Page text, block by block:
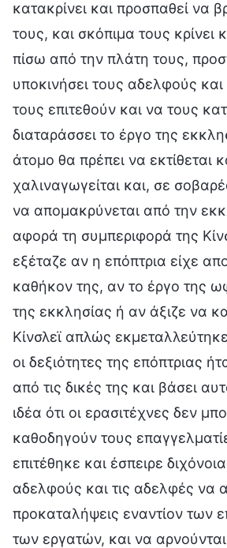
κατακρίνει και προσπαθεί να
τους, και σκόπιμα τους κρίνει
πίσω από την πλάτη τους,
υποκινήσει τους αδελφούς
τους επιτεθούν και να τους
διαταράσσει το έργο της
άτομο θα πρέπει να εκτίθεται
χαλιναγωγείται και, σε
να απομακρύνεται από την
αφορά τη συμπεριφορά της
εξέταζε αν η επόπτρια είχε
καθήκον της, αν το έργο της
της εκκλησίας ή αν άξιζε να
Κίνσλεϊ απλώς
οι δεξιότητες της επόπτριας
από τις δικές της και βάσει
ιδέα ότι οι ερασιτέχνες δεν
καθοδηγούν τους
επιτέθηκε και έσπειρε
αδελφούς και τις αδελφές να
προκαταλήψεις εναντίον των
των εργατών, και να